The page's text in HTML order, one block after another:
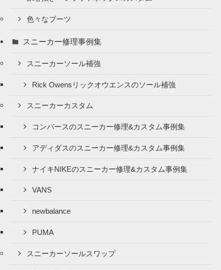
色々なブーツ
スニーカー修理事例集
スニーカーソール補強
Rick Owensリックオウエンスのソール補強
スニーカーカスタム
コンバースのスニーカー修理&カスタム事例集
アディダスのスニーカー修理&カスタム事例集
ナイキNIKEのスニーカー修理&カスタム事例集
VANS
newbalance
PUMA
スニーカーソールスワップ